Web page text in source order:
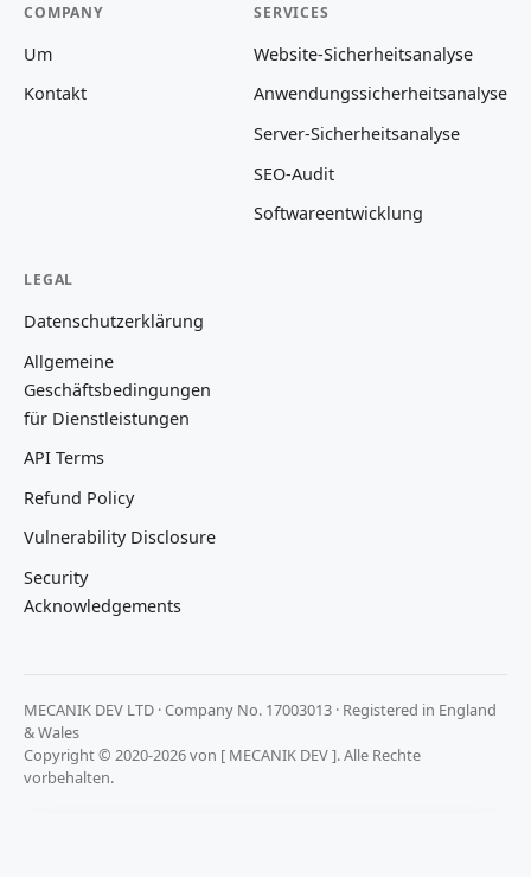
COMPANY
Um
Kontakt
SERVICES
Website-Sicherheitsanalyse
Anwendungssicherheitsanalyse
Server-Sicherheitsanalyse
SEO-Audit
Softwareentwicklung
LEGAL
Datenschutzerklärung
Allgemeine
Geschäftsbedingungen
für Dienstleistungen
API Terms
Refund Policy
Vulnerability Disclosure
Security
Acknowledgements
MECANIK DEV LTD · Company No. 17003013 · Registered in England
& Wales
Copyright © 2020-2026 von [ MECANIK DEV ]. Alle Rechte
vorbehalten.